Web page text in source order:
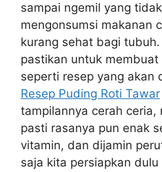
sampai ngemil yang
mengonsumsi makanan
kurang sehat bagi
pastikan untuk
seperti resep yang akan
Resep Puding Roti Tawar
tampilannya cerah ceria,
pasti rasanya pun enak
vitamin, dan dijamin
saja kita persiapkan